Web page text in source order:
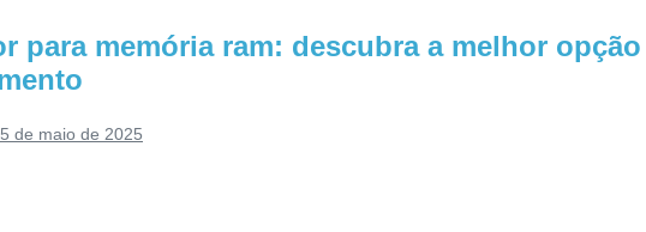
para memória ram: descubra a melhor opção
de maio de 2025